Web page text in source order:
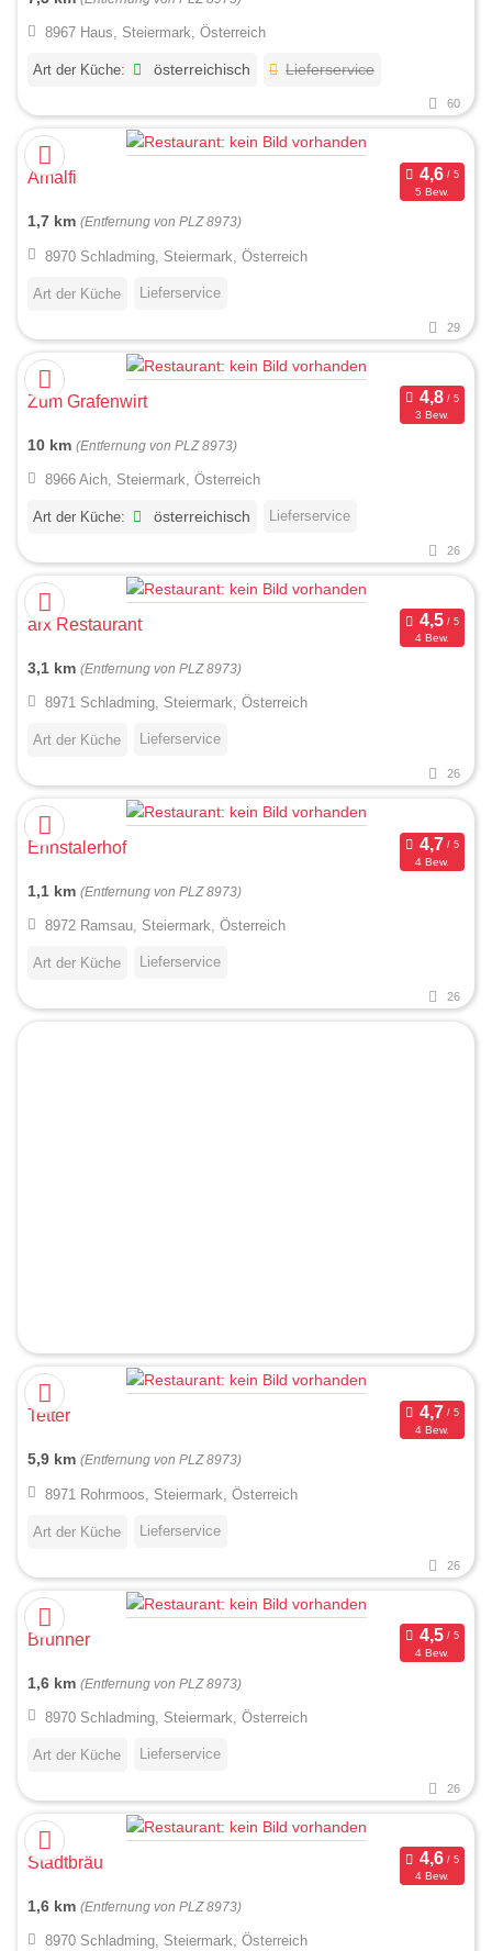
8967 Haus, Steiermark, Österreich
Art der Küche: österreichisch Lieferservice
60
Amalfi
5 Bew.
1,7 km (Entfernung von PLZ 8973)
8970 Schladming, Steiermark, Österreich
Art der Küche Lieferservice
29
Zum Grafenwirt
3 Bew.
10 km (Entfernung von PLZ 8973)
8966 Aich, Steiermark, Österreich
Art der Küche: österreichisch Lieferservice
26
arx Restaurant
4 Bew.
3,1 km (Entfernung von PLZ 8973)
8971 Schladming, Steiermark, Österreich
Art der Küche Lieferservice
26
Ennstalerhof
4 Bew.
1,1 km (Entfernung von PLZ 8973)
8972 Ramsau, Steiermark, Österreich
Art der Küche Lieferservice
26
Tetter
4 Bew.
5,9 km (Entfernung von PLZ 8973)
8971 Rohrmoos, Steiermark, Österreich
Art der Küche Lieferservice
26
Brunner
4 Bew.
1,6 km (Entfernung von PLZ 8973)
8970 Schladming, Steiermark, Österreich
Art der Küche Lieferservice
26
Stadtbräu
4 Bew.
1,6 km (Entfernung von PLZ 8973)
8970 Schladming, Steiermark, Österreich